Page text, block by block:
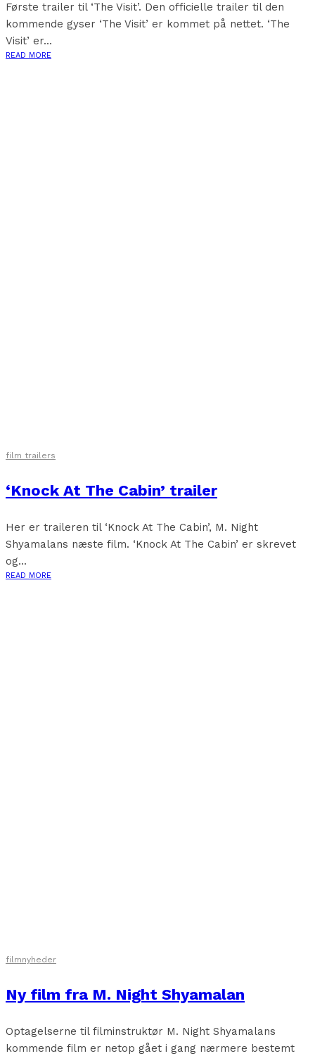
Første trailer til ‘The Visit’. Den officielle trailer til den
kommende gyser ‘The Visit’ er kommet på nettet. ‘The
Visit’ er...
READ MORE
film trailers
‘Knock At The Cabin’ trailer
Her er traileren til ‘Knock At The Cabin’, M. Night
Shyamalans næste film. ‘Knock At The Cabin’ er skrevet
og...
READ MORE
filmnyheder
Ny film fra M. Night Shyamalan
Optagelserne til filminstruktør M. Night Shyamalans
kommende film er netop gået i gang nærmere bestemt